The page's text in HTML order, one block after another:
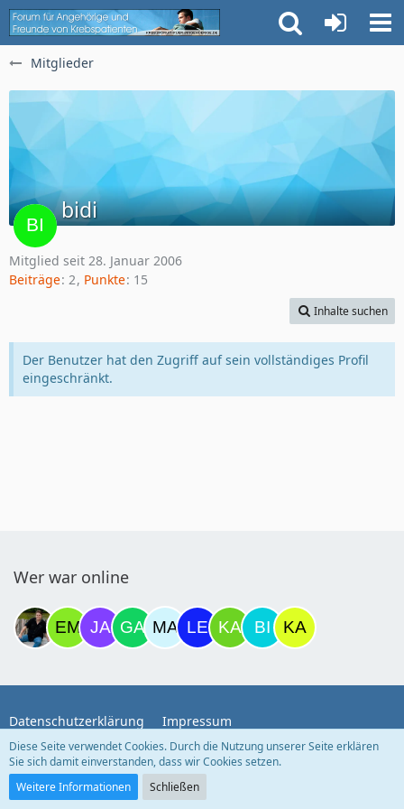
Mitglieder
bidi
Mitglied seit 28. Januar 2006
Beiträge 2 Punkte 15
Inhalte suchen
Der Benutzer hat den Zugriff auf sein vollständiges Profil
eingeschränkt.
Wer war online
Datenschutzerklärung Impressum
Community-Software:
Diese Seite verwendet Cookies. Durch die Nutzung unserer Seite erklären
Sie sich damit einverstanden, dass wir Cookies setzen.
Weitere Informationen
Schließen